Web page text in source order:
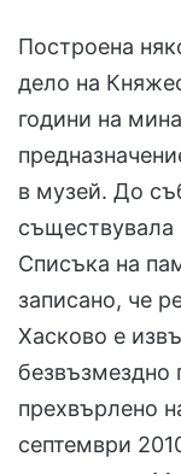
Построена
дело на
години на
в музей. До
съществувала
Списъка на
записано, че
Хасково е
безвъзмездно
прехвърлено
септември